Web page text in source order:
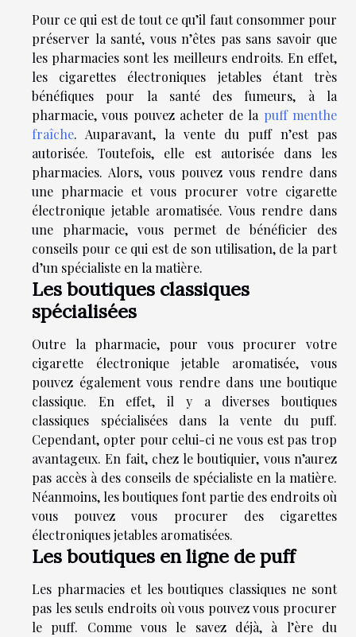
Pour ce qui est de tout ce qu’il faut consommer pour
préserver la santé, vous n’êtes pas sans savoir que
les pharmacies sont les meilleurs endroits. En effet,
les cigarettes électroniques jetables étant très
bénéfiques pour la santé des fumeurs, à la
pharmacie, vous pouvez acheter de la puff menthe
fraîche. Auparavant, la vente du puff n’est pas
autorisée. Toutefois, elle est autorisée dans les
pharmacies. Alors, vous pouvez vous rendre dans
une pharmacie et vous procurer votre cigarette
électronique jetable aromatisée. Vous rendre dans
une pharmacie, vous permet de bénéficier des
conseils pour ce qui est de son utilisation, de la part
d’un spécialiste en la matière.
Les boutiques classiques
spécialisées
Outre la pharmacie, pour vous procurer votre
cigarette électronique jetable aromatisée, vous
pouvez également vous rendre dans une boutique
classique. En effet, il y a diverses boutiques
classiques spécialisées dans la vente du puff.
Cependant, opter pour celui-ci ne vous est pas trop
avantageux. En fait, chez le boutiquier, vous n’aurez
pas accès à des conseils de spécialiste en la matière.
Néanmoins, les boutiques font partie des endroits où
vous pouvez vous procurer des cigarettes
électroniques jetables aromatisées.
Les boutiques en ligne de puff
Les pharmacies et les boutiques classiques ne sont
pas les seuls endroits où vous pouvez vous procurer
le puff. Comme vous le savez déjà, à l’ère du